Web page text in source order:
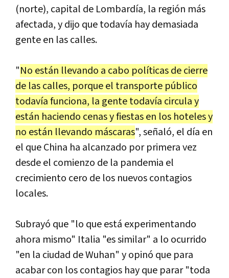
(norte), capital de Lombardía, la región más
afectada, y dijo que todavía hay demasiada
gente en las calles.
"No están llevando a cabo políticas de cierre
de las calles, porque el transporte público
todavía funciona, la gente todavía circula y
están haciendo cenas y fiestas en los hoteles y
no están llevando máscaras", señaló, el día en
el que China ha alcanzado por primera vez
desde el comienzo de la pandemia el
crecimiento cero de los nuevos contagios
locales.
Subrayó que "lo que está experimentando
ahora mismo" Italia "es similar" a lo ocurrido
"en la ciudad de Wuhan" y opinó que para
acabar con los contagios hay que parar "toda